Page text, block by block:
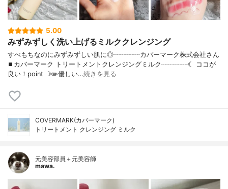
5.00
みずみずしく洗い上げるミルククレンジング
すべもちなのにみずみずしい肌に◎┈┈┈┈カバーマーク株式会社さん
⏹カバーマーク トリートメントクレンジングミルク┈┈┈┈☾ ココが
良い！point ☽✏️優しい…続きを見る
COVERMARK(カバーマーク)
トリートメント クレンジング ミルク
元美容部員＋元美容師
mawa.